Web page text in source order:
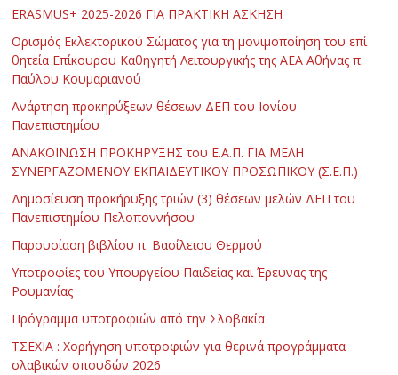
ERASMUS+ 2025-2026 ΓΙΑ ΠΡΑΚΤΙΚΗ ΑΣΚΗΣΗ
Ορισμός Εκλεκτορικού Σώματος για τη μονιμοποίηση του επί
θητεία Επίκουρου Καθηγητή Λειτουργικής της ΑΕΑ Αθήνας π.
Παύλου Κουμαριανού
Ανάρτηση προκηρύξεων θέσεων ΔΕΠ του Ιονίου
Πανεπιστημίου
ΑΝΑΚΟΙΝΩΣΗ ΠΡΟΚΗΡΥΞΗΣ του Ε.Α.Π. ΓΙΑ ΜΕΛΗ
ΣΥΝΕΡΓΑΖΟΜΕΝΟΥ ΕΚΠΑΙΔΕΥΤΙΚΟΥ ΠΡΟΣΩΠΙΚΟΥ (Σ.Ε.Π.)
Δημοσίευση προκήρυξης τριών (3) θέσεων μελών ΔΕΠ του
Πανεπιστημίου Πελοποννήσου
Παρουσίαση βιβλίου π. Βασίλειου Θερμού
Υποτροφίες του Υπουργείου Παιδείας και Έρευνας της
Ρουμανίας
Πρόγραμμα υποτροφιών από την Σλοβακία
ΤΣΕΧΙΑ : Χορήγηση υποτροφιών για θερινά προγράμματα
σλαβικών σπουδών 2026